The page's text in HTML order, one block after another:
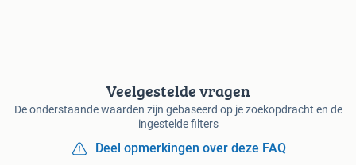
Veelgestelde vragen
De onderstaande waarden zijn gebaseerd op je zoekopdracht en de
ingestelde filters
Deel opmerkingen over deze FAQ